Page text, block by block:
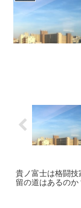
貴ノ富士は格闘
留の道はあるのか